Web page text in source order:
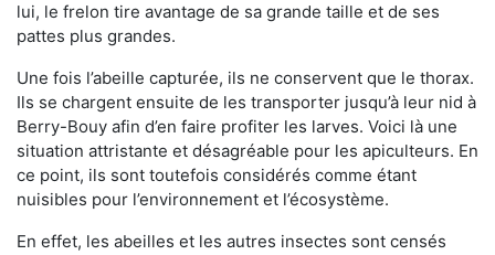
lui, le frelon tire avantage de sa grande taille et de ses
pattes plus grandes.
Une fois l’abeille capturée, ils ne conservent que le thorax.
Ils se chargent ensuite de les transporter jusqu’à leur nid à
Berry-Bouy afin d’en faire profiter les larves. Voici là une
situation attristante et désagréable pour les apiculteurs. En
ce point, ils sont toutefois considérés comme étant
nuisibles pour l’environnement et l’écosystème.
En effet, les abeilles et les autres insectes sont censés